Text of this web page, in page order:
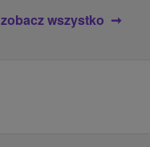
zobacz wszystko